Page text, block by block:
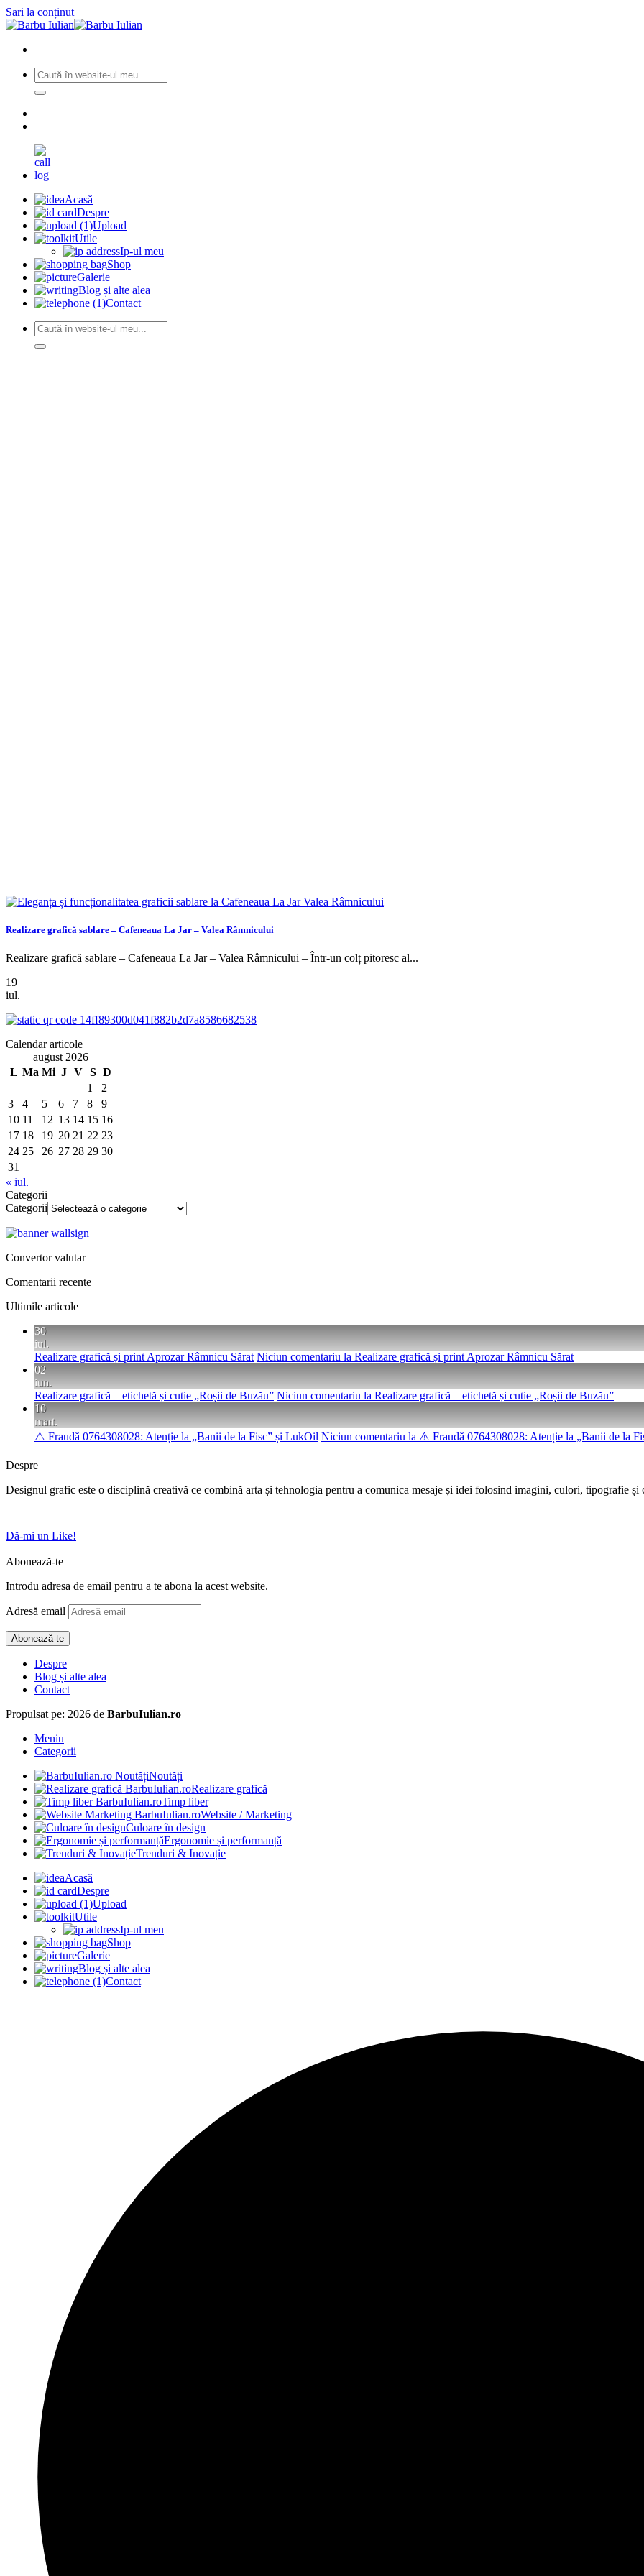
Sari la conținut
Acasă
Despre
Upload
Utile
Ip-ul meu
Shop
Galerie
Blog și alte alea
Contact
Realizare grafică sablare – Cafeneaua La Jar – Valea Râmnicului
Realizare grafică sablare – Cafeneaua La Jar – Valea Râmnicului – Într-un colț pitoresc al...
19
iul.
Calendar articole
august 2026
L Ma Mi J V S D
1
2
3
4 5 6 7 8
9
10 11 12 13 14 15 16
17 18 19 20 21 22 23
24 25 26 27 28 29 30
31
« iul.
Categorii
Categorii
Convertor valutar
Comentarii recente
Ultimile articole
30
iul.
Realizare grafică și print Aprozar Râmnicu Sărat Niciun comentariu la Realizare grafică și print Aprozar Râmnicu Sărat
02
iun.
Realizare grafică – etichetă și cutie „Roșii de Buzău” Niciun comentariu la Realizare grafică – etichetă și cutie „Roșii de Buzău”
10
mart.
⚠️ Fraudă 0764308028: Atenție la „Banii de la Fisc” și LukOil Niciun comentariu la ⚠️ Fraudă 0764308028: Atenție la „Banii de la
Despre
Designul grafic este o disciplină creativă ce combină arta și tehnologia pentru a comunica mesaje și idei folosind imagini, culori, tipografie și
Dă-mi un Like!
Abonează-te
Introdu adresa de email pentru a te abona la acest website.
Adresă email
Abonează-te
Despre
Blog și alte alea
Contact
Propulsat pe: 2026 de BarbuIulian.ro
Meniu
Categorii
Noutăți
Realizare grafică
Timp liber
Website / Marketing
Culoare în design
Ergonomie și performanță
Trenduri & Inovație
Acasă
Despre
Upload
Utile
Ip-ul meu
Shop
Galerie
Blog și alte alea
Contact